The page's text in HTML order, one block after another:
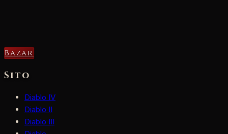
Bazar
Sito
Diablo IV
Diablo II
Diablo III